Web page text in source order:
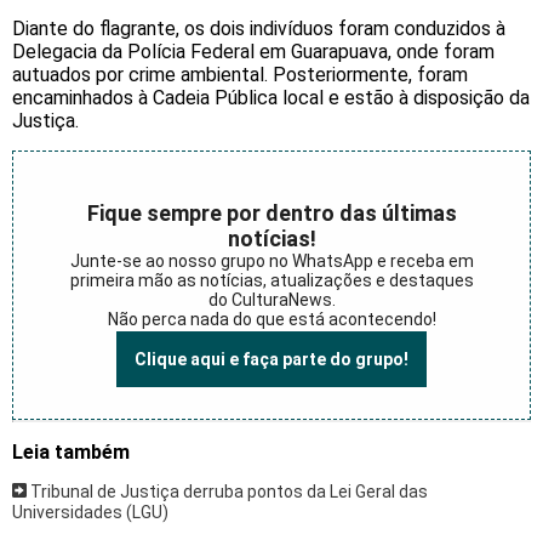
Diante do flagrante, os dois indivíduos foram conduzidos à
Delegacia da Polícia Federal em Guarapuava, onde foram
autuados por crime ambiental. Posteriormente, foram
encaminhados à Cadeia Pública local e estão à disposição da
Justiça.
Fique sempre por dentro das últimas
notícias!
Junte-se ao nosso grupo no WhatsApp e receba em
primeira mão as notícias, atualizações e destaques
do CulturaNews.
Não perca nada do que está acontecendo!
Clique aqui e faça parte do grupo!
Leia também
Tribunal de Justiça derruba pontos da Lei Geral das
Universidades (LGU)